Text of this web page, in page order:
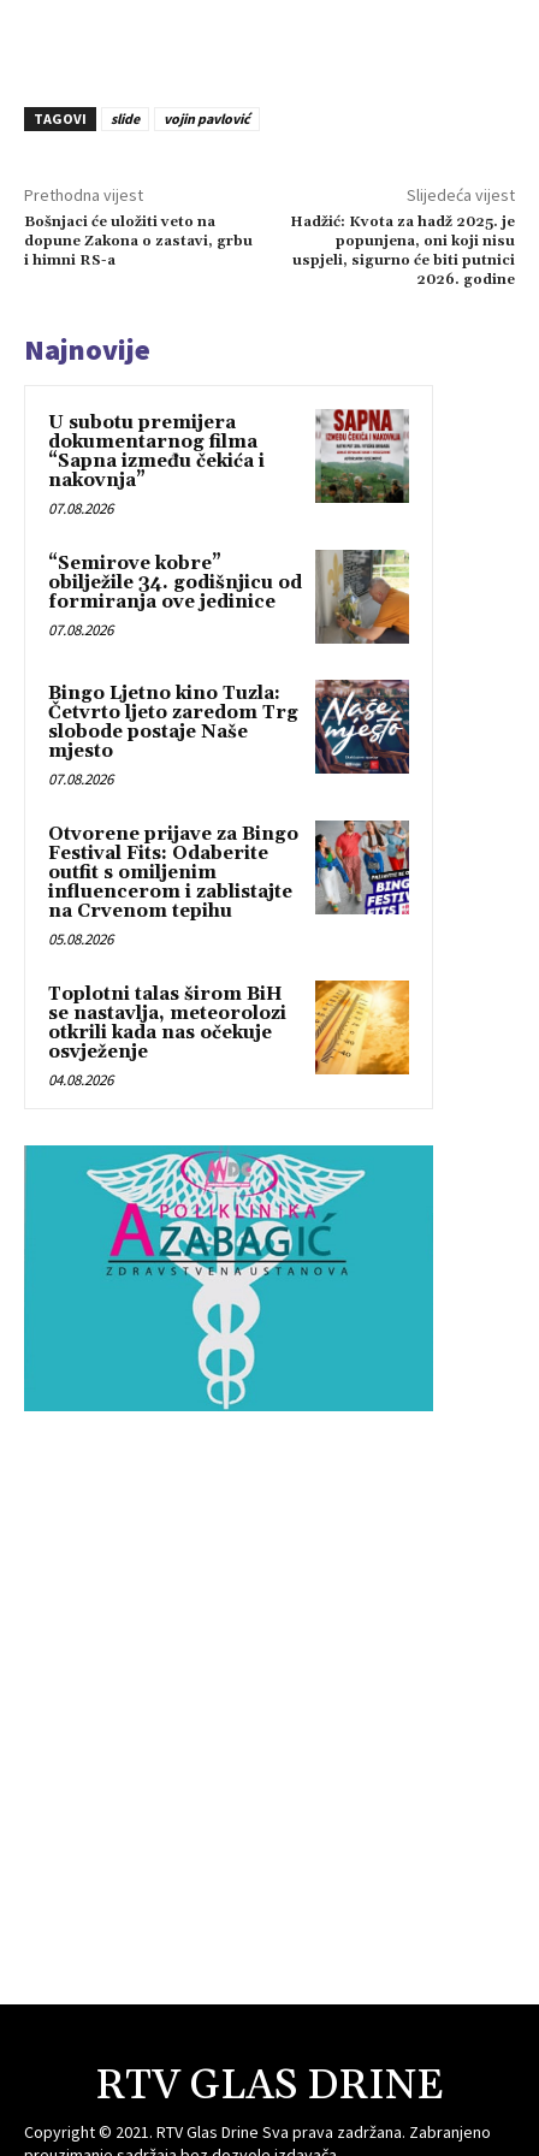
TAGOVI slide vojin pavlović
Prethodna vijest
Bošnjaci će uložiti veto na
dopune Zakona o zastavi, grbu
i himni RS-a
Slijedeća vijest
Hadžić: Kvota za hadž 2025. je
popunjena, oni koji nisu
uspjeli, sigurno će biti putnici
2026. godine
Najnovije
U subotu premijera
dokumentarnog filma
“Sapna između čekića i
nakovnja”
07.08.2026
“Semirove kobre”
obilježile 34. godišnjicu od
formiranja ove jedinice
07.08.2026
Bingo Ljetno kino Tuzla:
Četvrto ljeto zaredom Trg
slobode postaje Naše
mjesto
07.08.2026
Otvorene prijave za Bingo
Festival Fits: Odaberite
outfit s omiljenim
influencerom i zablistajte
na Crvenom tepihu
05.08.2026
Toplotni talas širom BiH
se nastavlja, meteorolozi
otkrili kada nas očekuje
osvježenje
04.08.2026
RTV GLAS DRINE
Copyright © 2021. RTV Glas Drine Sva prava zadržana. Zabranjeno